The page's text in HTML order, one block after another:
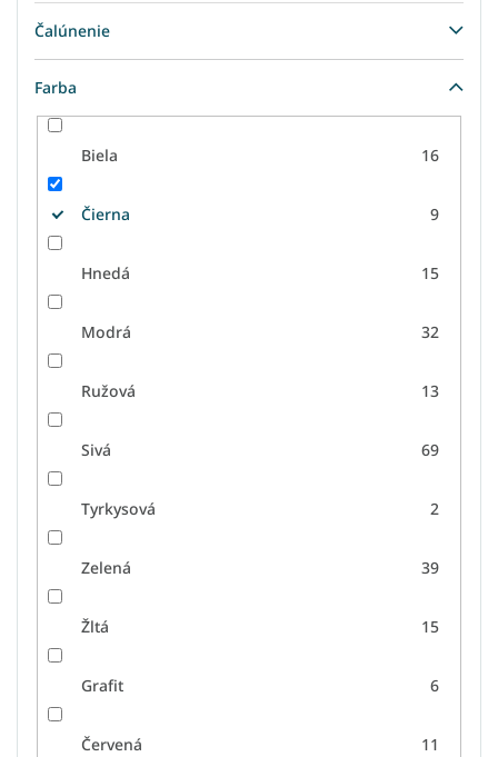
Čalúnenie
Farba
Biela 16
Čierna 9
Hnedá 15
Modrá 32
Ružová 13
Sivá 69
Tyrkysová 2
Zelená 39
Žltá 15
Grafit 6
Červená 11